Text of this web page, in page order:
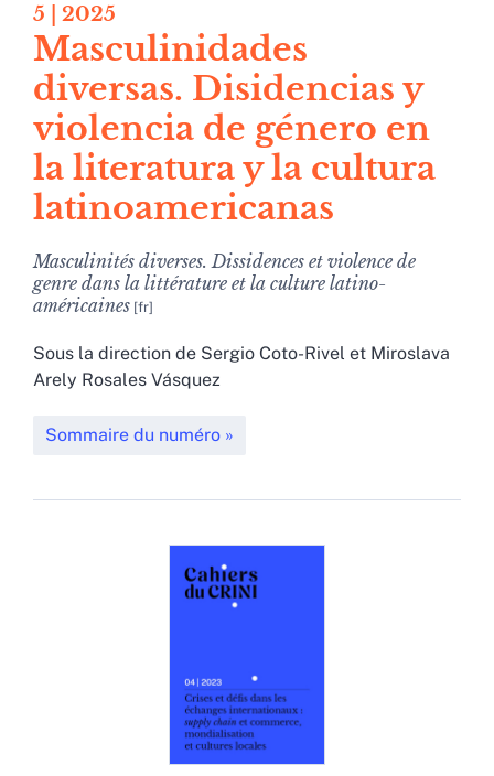
5 | 2025
Masculinidades
diversas. Disidencias y
violencia de género en
la literatura y la cultura
latinoamericanas
Masculinités diverses. Dissidences et violence de
genre dans la littérature et la culture latino-
américaines
Sous la direction de Sergio Coto-Rivel et Miroslava
Arely Rosales Vásquez
Sommaire du numéro